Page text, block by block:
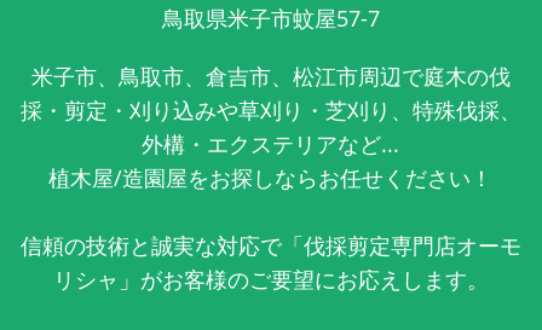
鳥取県米子市蚊屋57-7
米子市、鳥取市、倉吉市、松江市周辺で庭木の伐
採・剪定・刈り込みや草刈り・芝刈り、特殊伐採、
外構・エクステリアなど...
植木屋/造園屋をお探しならお任せください！
信頼の技術と誠実な対応で「伐採剪定専門店オーモ
リシャ」がお客様のご要望にお応えします。